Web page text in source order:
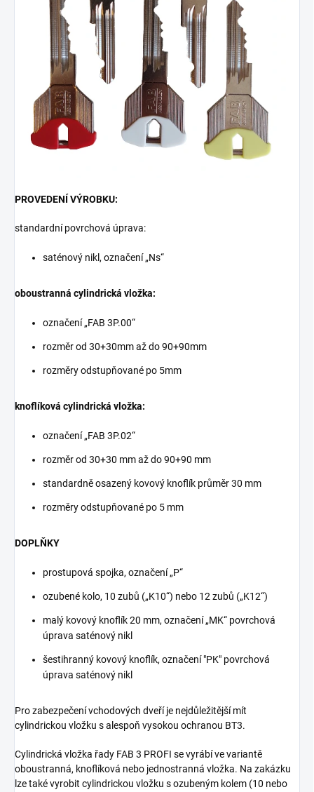
PROVEDENÍ VÝROBKU:
standardní povrchová úprava:
saténový nikl, označení „Ns“
oboustranná cylindrická vložka:
označení „FAB 3P.00“
rozměr od 30+30mm až do 90+90mm
rozměry odstupňované po 5mm
knoflíková cylindrická vložka:
označení „FAB 3P.02“
rozměr od 30+30 mm až do 90+90 mm
standardně osazený kovový knoflík průměr 30 mm
rozměry odstupňované po 5 mm
DOPLŇKY
prostupová spojka, označení „P“
ozubené kolo, 10 zubů („K10“) nebo 12 zubů („K12“)
malý kovový knoflík 20 mm, označení „MK“ povrchová
úprava saténový nikl
šestihranný kovový knoflík, označení "PK" povrchová
úprava saténový nikl
Pro zabezpečení vchodových dveří je nejdůležitější mít
cylindrickou vložku s alespoň vysokou ochranou BT3.
Cylindrická vložka řady FAB 3 PROFI se vyrábí ve variantě
oboustranná, knoflíková nebo jednostranná vložka. Na zakázku
lze také vyrobit cylindrickou vložku s ozubeným kolem (10 nebo